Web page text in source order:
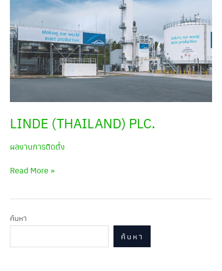
LINDE (THAILAND) PLC.
ผลงานการติดตั้ง
Read More »
ค้นหา
ค้นหา